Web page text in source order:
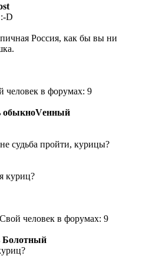
:-D
Россия, как бы вы ни
обыкноVенный
судьба пройти, курицы?
куриц?